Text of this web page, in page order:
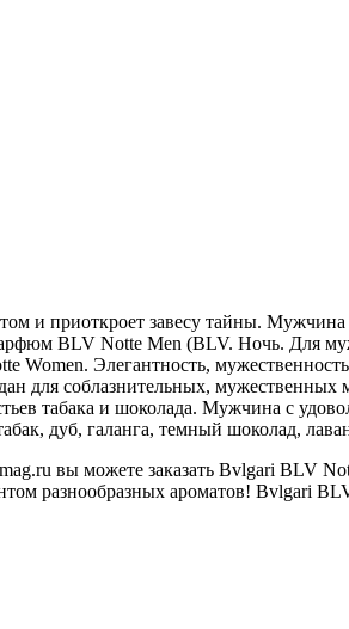
и приоткроет завесу тайны. Мужчина
BLV Notte Men (BLV. Ночь. Для
Элегантность,
для соблазнительных,
табака и шоколада. Мужчина с
дуб, галанга, темный шоколад,
вы можете заказать Bvlgari BLV
разнообразных ароматов! Bvlgari